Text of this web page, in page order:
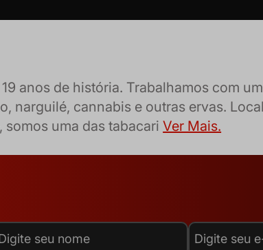
anos de história. Trabalhamos com
narguilé, cannabis e outras ervas.
uma das tabacari Ver Mais.